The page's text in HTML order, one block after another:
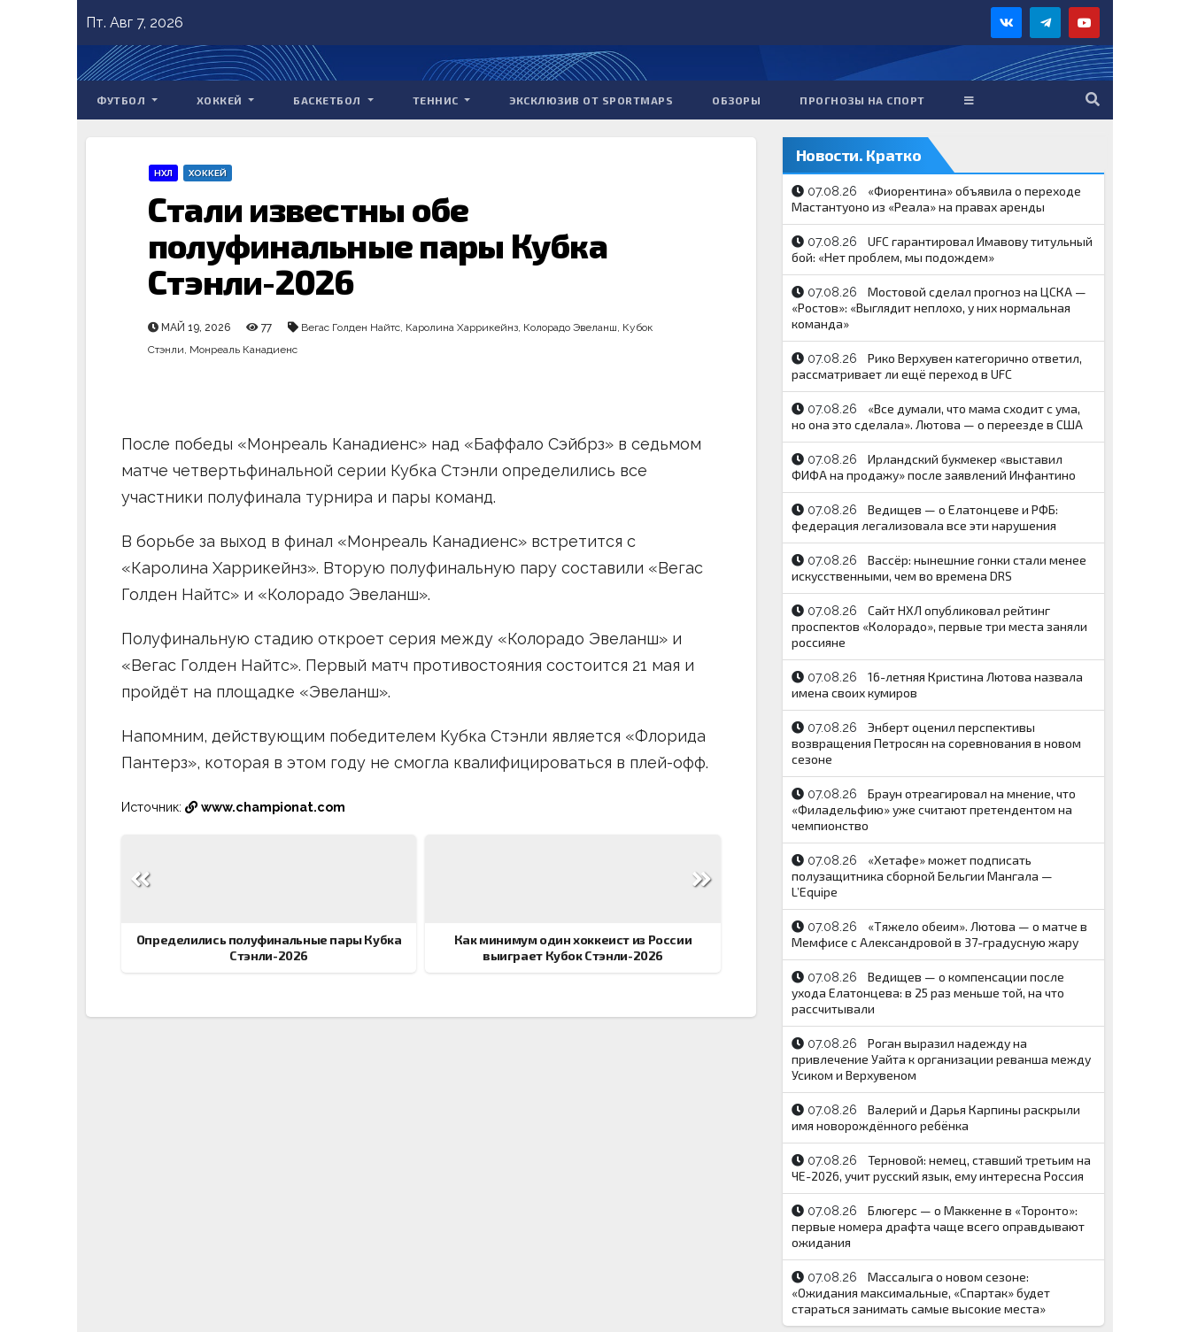
to
content
Пт. Авг 7, 2026
ФУТБОЛ ХОККЕЙ БАСКЕТБОЛ ТЕННИС ЭКСКЛЮЗИВ ОТ SPORTMAPS ОБЗОРЫ ПРОГНОЗЫ НА СПОРТ
НХЛ ХОККЕЙ
Стали известны обе
полуфинальные пары Кубка
Стэнли-2026
МАЙ 19, 2026 77 Вегас Голден Найтс, Каролина Харрикейнз, Колорадо Эвеланш, Кубок
Стэнли, Монреаль Канадиенс
После победы «Монреаль Канадиенс» над «Баффало Сэйбрз» в седьмом
матче четвертьфинальной серии Кубка Стэнли определились все
участники полуфинала турнира и пары команд.
В борьбе за выход в финал «Монреаль Канадиенс» встретится с
«Каролина Харрикейнз». Вторую полуфинальную пару составили «Вегас
Голден Найтс» и «Колорадо Эвеланш».
Полуфинальную стадию откроет серия между «Колорадо Эвеланш» и
«Вегас Голден Найтс». Первый матч противостояния состоится 21 мая и
пройдёт на площадке «Эвеланш».
Напомним, действующим победителем Кубка Стэнли является «Флорида
Пантерз», которая в этом году не смогла квалифицироваться в плей-офф.
Источник: www.championat.com
по
Определились полуфинальные пары Кубка
Стэнли-2026
Как минимум один хоккеист из России
выиграет Кубок Стэнли-2026
Новости. Кратко
07.08.26
«Фиорентина» объявила о переходе
Мастантуоно из «Реала» на правах аренды
07.08.26
UFC гарантировал Имавову титульный
бой: «Нет проблем, мы подождем»
07.08.26
Мостовой сделал прогноз на ЦСКА —
«Ростов»: «Выглядит неплохо, у них нормальная
команда»
07.08.26
Рико Верхувен категорично ответил,
рассматривает ли ещё переход в UFC
07.08.26
«Все думали, что мама сходит с ума,
но она это сделала». Лютова — о переезде в США
07.08.26
Ирландский букмекер «выставил
ФИФА на продажу» после заявлений Инфантино
07.08.26
Ведищев — о Елатонцеве и РФБ:
федерация легализовала все эти нарушения
07.08.26
Вассёр: нынешние гонки стали менее
искусственными, чем во времена DRS
07.08.26
Сайт НХЛ опубликовал рейтинг
проспектов «Колорадо», первые три места заняли
россияне
07.08.26
16-летняя Кристина Лютова назвала
имена своих кумиров
07.08.26
Энберт оценил перспективы
возвращения Петросян на соревнования в новом
сезоне
07.08.26
Браун отреагировал на мнение, что
«Филадельфию» уже считают претендентом на
чемпионство
07.08.26
«Хетафе» может подписать
полузащитника сборной Бельгии Мангала —
L’Equipe
07.08.26
«Тяжело обеим». Лютова — о матче в
Мемфисе с Александровой в 37-градусную жару
07.08.26
Ведищев — о компенсации после
ухода Елатонцева: в 25 раз меньше той, на что
рассчитывали
07.08.26
Роган выразил надежду на
привлечение Уайта к организации реванша между
Усиком и Верхувеном
07.08.26
Валерий и Дарья Карпины раскрыли
имя новорождённого ребёнка
07.08.26
Терновой: немец, ставший третьим на
ЧЕ-2026, учит русский язык, ему интересна Россия
07.08.26
Блюгерс — о Маккенне в «Торонто»:
первые номера драфта чаще всего оправдывают
ожидания
07.08.26
Массалыга о новом сезоне:
«Ожидания максимальные, «Спартак» будет
стараться занимать самые высокие места»